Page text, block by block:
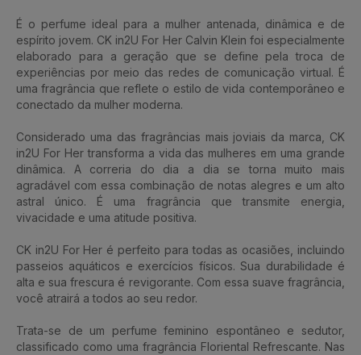
É o perfume ideal para a mulher antenada, dinâmica e de
espírito jovem. CK in2U For Her Calvin Klein foi especialmente
elaborado para a geração que se define pela troca de
experiências por meio das redes de comunicação virtual. É
uma fragrância que reflete o estilo de vida contemporâneo e
conectado da mulher moderna.
Considerado uma das fragrâncias mais joviais da marca, CK
in2U For Her transforma a vida das mulheres em uma grande
dinâmica. A correria do dia a dia se torna muito mais
agradável com essa combinação de notas alegres e um alto
astral único. É uma fragrância que transmite energia,
vivacidade e uma atitude positiva.
CK in2U For Her é perfeito para todas as ocasiões, incluindo
passeios aquáticos e exercícios físicos. Sua durabilidade é
alta e sua frescura é revigorante. Com essa suave fragrância,
você atrairá a todos ao seu redor.
Trata-se de um perfume feminino espontâneo e sedutor,
classificado como uma fragrância Floriental Refrescante. Nas